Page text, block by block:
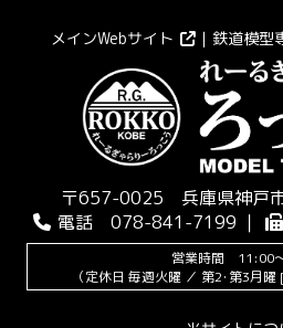
メインWebサイト ｜鉄道模
〒657-0025 兵庫県神戸
電話 078-841-7199 ｜
営業時間 11:00
（定休日 毎週火曜 ／ 第2･第3月